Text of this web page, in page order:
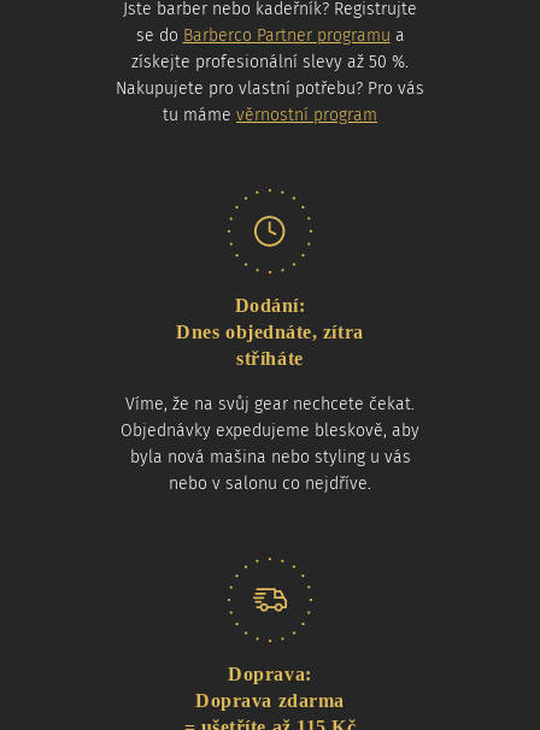
Jste barber nebo kadeřník? Registrujte
se do Barberco Partner programu a
získejte profesionální slevy až 50 %.
Nakupujete pro vlastní potřebu? Pro vás
tu máme věrnostní program
Dodání:
Dnes objednáte, zítra
stříháte
Víme, že na svůj gear nechcete čekat.
Objednávky expedujeme bleskově, aby
byla nová mašina nebo styling u vás
nebo v salonu co nejdříve.
Doprava:
Doprava zdarma